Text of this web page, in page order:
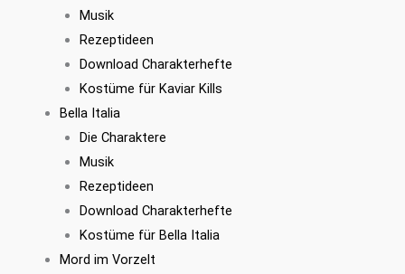
Musik
Rezeptideen
Download Charakterhefte
Kostüme für Kaviar Kills
Bella Italia
Die Charaktere
Musik
Rezeptideen
Download Charakterhefte
Kostüme für Bella Italia
Mord im Vorzelt